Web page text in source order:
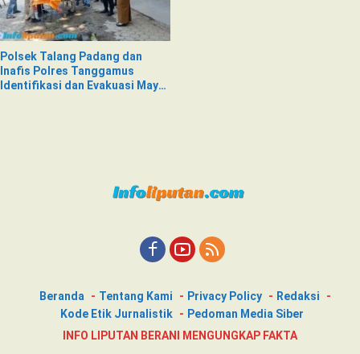
Polsek Talang Padang dan
Inafis Polres Tanggamus
Identifikasi dan Evakuasi Mayat
Beranda Tentang Kami Privacy Policy
Redaksi
Kode Etik Jurnalistik
Pedoman Media Siber
INFO LIPUTAN BERANI MENGUNGKAP FAKTA